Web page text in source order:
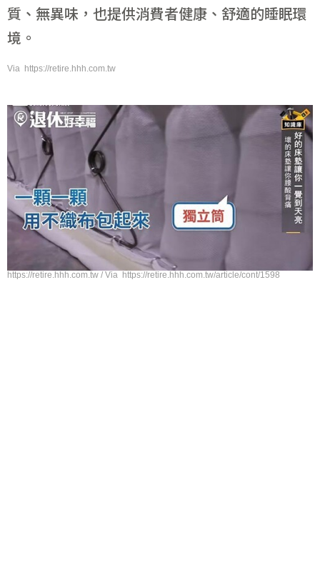
質、無異味，也提供消費者健康、舒適的睡眠環
境。
Via https://retire.hhh.com.tw
https://retire.hhh.com.tw / Via https://retire.hhh.com.tw/article/cont/1598